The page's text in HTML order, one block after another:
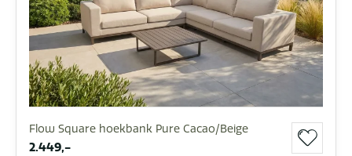
Flow Square hoekbank Pure Cacao/Beige
2.449,-